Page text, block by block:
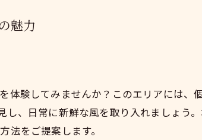
魅力
体験してみませんか？このエリアには、
、日常に新鮮な風を取り入れましょう
法をご提案します。